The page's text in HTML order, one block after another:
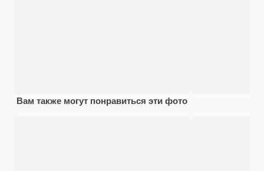
Вам также могут понравиться эти фото